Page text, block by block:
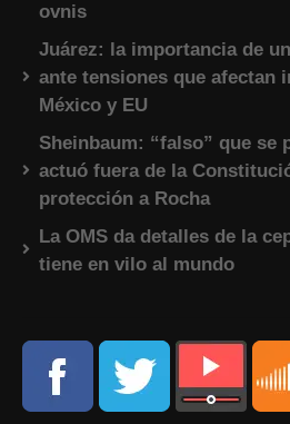
ovnis
Juárez: la importancia de
ante tensiones que afectan
México y EU
Sheinbaum: “falso” que se
actuó fuera de la
protección a Rocha
La OMS da detalles de la
tiene en vilo al mundo